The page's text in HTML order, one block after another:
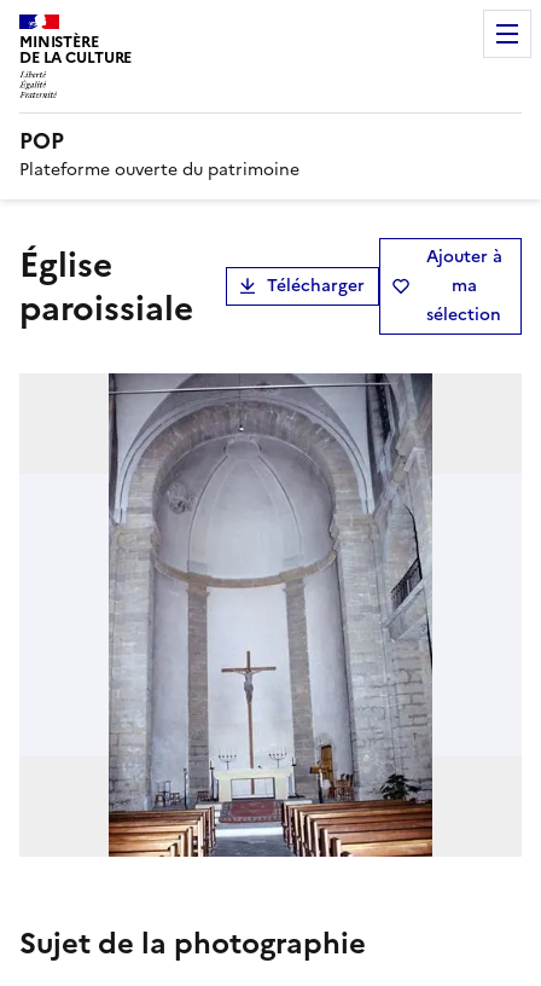
MINISTÈRE
DE LA CULTURE
POP
Plateforme ouverte du patrimoine
église
paroissiale
Télécharger
Ajouter à
ma
sélection
Sujet de la photographie